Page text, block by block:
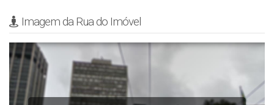
Imagem da Rua do Imóvel